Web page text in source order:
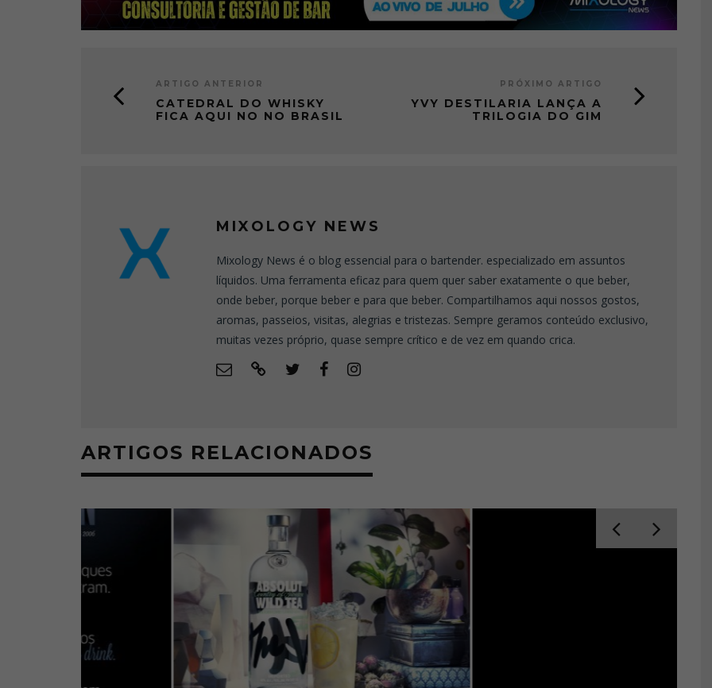
ARTIGO ANTERIOR
CATEDRAL DO WHISKY
FICA AQUI NO NO BRASIL
PRÓXIMO ARTIGO
YVY DESTILARIA LANÇA A
TRILOGIA DO GIM
MIXOLOGY NEWS
Mixology News é o blog essencial para o bartender. especializado em assuntos
líquidos. Uma ferramenta eficaz para quem quer saber exatamente o que beber,
onde beber, porque beber e para que beber. Compartilhamos aqui nossos gostos,
aromas, passeios, visitas, alegrias e tristezas. Sempre geramos conteúdo exclusivo,
muitas vezes próprio, quase sempre crítico e de vez em quando crica.
ARTIGOS RELACIONADOS